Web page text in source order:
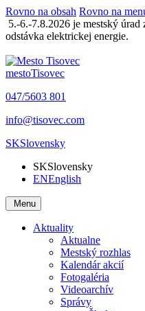
Rovno na obsah Rovno na
5.-6.-7.8.2026 je mestský
odstávka elektrickej energie.
mestoTisovec
047/5603 801
info@tisovec.com
SKSlovensky
SKSlovensky
ENEnglish
Menu
Aktuality
Aktualne
Mestský rozhlas
Kalendár akcií
Fotogaléria
Videoarchív
Správy